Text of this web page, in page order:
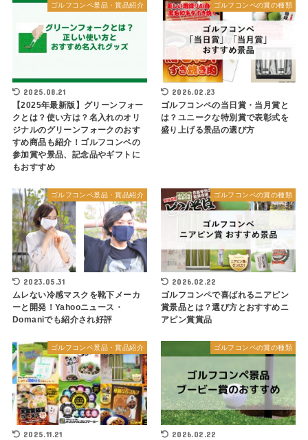
ゴルフコンペ景品・賞品紹介
2025.08.21
【2025年最新版】グリーンフォー
クとは？使い方は？名入れのオリ
ジナルのグリーンフォークのおす
すめ商品も紹介！ゴルフコンペの
参加賞や景品、記念品やギフトに
もおすすめ
ゴルフコンペの賞の種類
2026.02.23
ゴルフコンペの当日賞・当月賞と
は？ユニークな特別賞で表彰式を
盛り上げる景品の選び方
ゴルフコンペ景品・賞品紹介
2023.05.31
ムレない冷感マスクを靴下メーカ
ーと開発！Yahooニュース・
Domaniでも紹介され好評
ゴルフコンペの賞の種類
2026.02.22
ゴルフコンペで喜ばれるニアピン
賞景品とは？選び方とおすすめニ
アピン賞賞品
ゴルフコンペ景品・賞品紹介
2025.11.21
ゴルフコンペの賞の種類
2026.02.22